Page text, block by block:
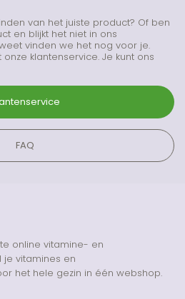
van het juiste product? Of ben
en blijkt het niet in ons
vinden we het nog voor je.
klantenservice. Je kunt ons
FAQ
online vitamine- en
je vitamines en
het hele gezin in één webshop.